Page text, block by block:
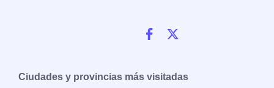
Ciudades y provincias más visitadas